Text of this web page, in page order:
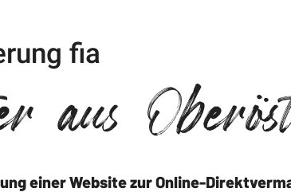
fia
aus
einerWebsitezurOnline-